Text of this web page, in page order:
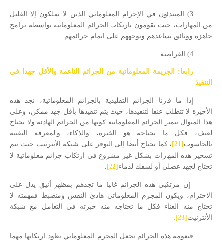
3) المبتدئون في الإجرام المعلوماتي الذين لا يملكون إلا القليل
من المهارات، حيث يقومون بارتكاب الجرائم المعلوماتية بواسطة برامج
جاهزة ووثائق تساعدهم وتوجههم على اتمام جرائمهم.
4) القراصنة
رابعا: الجريمة المعلوماتية من الجرائم الناعمة والأقل جهدا في
التنفيذ
إذا ما قارنا الجرائم التقليدية بالجرائم المعلوماتية، نجذ هذه
الأخيرة لا تتطلب عنفا لتنفيذها، حيث يتم تنفيذها بأقل جهد ممكن، وعلى
هذا المنوال تتميز الجرائم المعلوماتية كونها من الجرائم الهادئة ولا تحتاج
لعنف، فكل ما تحتاجه هو الخبرة، والذكاء، والمعرفة التقنية
بالحاسوب [21] ، كما تحتاج أيضا إلى التوفر على شبكة الأنترنيت حيث يتم
تسخير هذه المهارات بشكل غير مشروع في ارتكاب جرائم معلوماتية لا
تحتاج لجهد عضلي أو لسفك لدماء [22]
إن مرتكبي هذه الجرائم غالبا ما تجدهم بمظهر أنيق يدل على
الاحترام، ويكون المجرم المعلوماتي هادئ النفس ومنضبط فمهمته لا
تحتاج منه العناء فكل ما تحتاجه منه خبرته في التعامل مع شبكة
الأنترنيت [23]
فنعومة هذه الجرائم تجعل المجرم المعلوماتي يعاود ارتكابها مهما